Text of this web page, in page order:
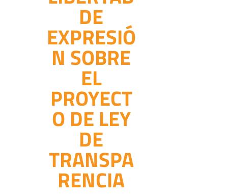
DE
EXPRESIÓ
N SOBRE
EL
PROYECT
O DE LEY
DE
TRANSPA
RENCIA